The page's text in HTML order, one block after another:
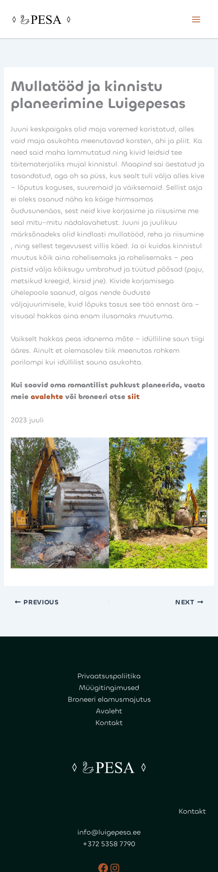
Mullatööd ja kinnistu
planeerimine Luigepesas
Juuni keskpaigaks olid maja varemed koristatud, alles
vaid maja asukohta meenutavad korsten, ahi ja pliit. Ka
need said maha lammutatud ning kivid leidsid tee
täitematerjaliks mujal kinnistul. Maapind sai äestatud ja
tasandatud, aga oh sa püss, kus sealt tuli välja alles kive
– lõputus koguses, suuremaid ja väiksemaid. Sellist asja
ei oleks osanud näha ka käige hirmsamas
õudusunenäos, sest neid kive korjasime ja riisusime me
seal mitu-mitu nädalavahetust. Juuni ja juulikuu
märksõnadeks olid kindlasti mullatööd, reha ja riisumine
, ning sellest tegevusest villis käed. Ja oi kuidas kinnistul
muutus kõik aina rohelisemaks ja rohelisemaks – pea
pistsid välja kõiksugu umbrohud ja tüütud põõsad (paju,
metsikud kreegid, kirsid jne). Kivide korjamisega
ühelepoole saanud, algas nende õuduste
väljajuurimisele, kuid lõpuks tasus see töö ennast ära –
visuaal hakkas aina enam ilusamaks muutuma.
Vaikselt hakkas peas idanema mõte – idülliline saun tiigi
ääres. Ainult et olemasolev tiik meenutas rohkem
porilompi kui idüllilist sauna asukohta.
Kui soovid oma romantilist puhkust planeerida, vaata
meieavalehte või broneeri otsesiit
2023 juuli
PREVIOUS NEXT
Privaatsuspoliitika
Müügitingimused
Broneeri elamusmajutus
Avaleht
Kontakt
Kontakt
info@luigepesa.ee
+372 5358 7790